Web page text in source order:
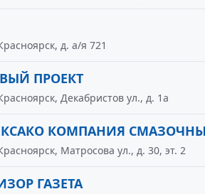
д. а/я 721
ПРОЕКТ
Декабристов ул., д. 1а
КОМПАНИЯ
Матросова ул., д. 30, эт. 2
ГАЗЕТА